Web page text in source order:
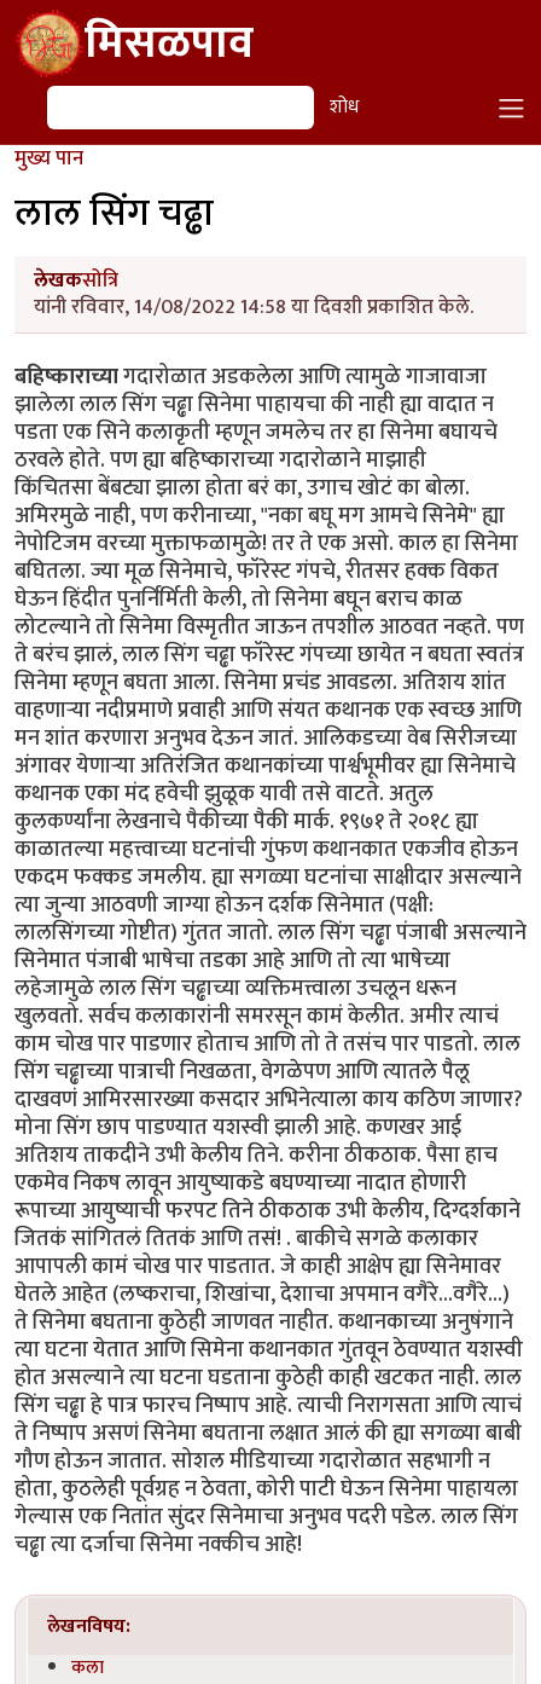
Skip to main contentमिसळपाव
शोध शोध
मुख्य पान
लाल सिंग चढ्ढा
लेखकसोत्रि
यांनी रविवार, 14/08/2022 14:58 या दिवशी प्रकाशित केले.
बहिष्काराच्यागदारोळात अडकलेला आणि त्यामुळे गाजावाजा
झालेला लाल सिंग चढ्ढा सिनेमा पाहायचा की नाही ह्या वादात न
पडता एक सिने कलाकृती म्हणून जमलेच तर हा सिनेमा बघायचे
ठरवले होते. पण ह्या बहिष्काराच्या गदारोळाने माझाही
किंचितसा बेंबट्या झाला होता बरं का, उगाच खोटं का बोला.
अमिरमुळे नाही, पण करीनाच्या, "नका बघू मग आमचे सिनेमे" ह्या
नेपोटिजम वरच्या मुक्ताफळामुळे! तर ते एक असो. काल हा सिनेमा
बघितला. ज्या मूळ सिनेमाचे, फॉरेस्ट गंपचे, रीतसर हक्क विकत
घेऊन हिंदीत पुनर्निर्मिती केली, तो सिनेमा बघून बराच काळ
लोटल्याने तो सिनेमा विस्मृतीत जाऊन तपशील आठवत नव्हते. पण
ते बरंच झालं, लाल सिंग चढ्ढा फॉरेस्ट गंपच्या छायेत न बघता स्वतंत्र
सिनेमा म्हणून बघता आला. सिनेमा प्रचंड आवडला. अतिशय शांत
वाहणाऱ्या नदीप्रमाणे प्रवाही आणि संयत कथानक एक स्वच्छ आणि
मन शांत करणारा अनुभव देऊन जातं. आलिकडच्या वेब सिरीजच्या
अंगावर येणाऱ्या अतिरंजित कथानकांच्या पार्श्वभूमीवर ह्या सिनेमाचे
कथानक एका मंद हवेची झुळूक यावी तसे वाटते. अतुल
कुलकर्ण्यांना लेखनाचे पैकीच्या पैकी मार्क. १९७१ ते २०१८ ह्या
काळातल्या महत्त्वाच्या घटनांची गुंफण कथानकात एकजीव होऊन
एकदम फक्कड जमलीय. ह्या सगळ्या घटनांचा साक्षीदार असल्याने
त्या जुन्या आठवणी जाग्या होऊन दर्शक सिनेमात (पक्षी:
लालसिंगच्या गोष्टीत) गुंतत जातो. लाल सिंग चढ्ढा पंजाबी असल्याने
सिनेमात पंजाबी भाषेचा तडका आहे आणि तो त्या भाषेच्या
लहेजामुळे लाल सिंग चढ्ढाच्या व्यक्तिमत्त्वाला उचलून धरून
खुलवतो. सर्वच कलाकारांनी समरसून कामं केलीत. अमीर त्याचं
काम चोख पार पाडणार होताच आणि तो ते तसंच पार पाडतो. लाल
सिंग चढ्ढाच्या पात्राची निखळता, वेगळेपण आणि त्यातले पैलू
दाखवणं आमिरसारख्या कसदार अभिनेत्याला काय कठिण जाणार?
मोना सिंग छाप पाडण्यात यशस्वी झाली आहे. कणखर आई
अतिशय ताकदीने उभी केलीय तिने. करीना ठीकठाक. पैसा हाच
एकमेव निकष लावून आयुष्याकडे बघण्याच्या नादात होणारी
रूपाच्या आयुष्याची फरपट तिने ठीकठाक उभी केलीय, दिग्दर्शकाने
जितकं सांगितलं तितकं आणि तसं! . बाकीचे सगळे कलाकार
आपापली कामं चोख पार पाडतात. जे काही आक्षेप ह्या सिनेमावर
घेतले आहेत (लष्कराचा, शिखांचा, देशाचा अपमान वगैरे...वगैरे...)
ते सिनेमा बघताना कुठेही जाणवत नाहीत. कथानकाच्या अनुषंगाने
त्या घटना येतात आणि सिमेना कथानकात गुंतवून ठेवण्यात यशस्वी
होत असल्याने त्या घटना घडताना कुठेही काही खटकत नाही. लाल
सिंग चढ्ढा हे पात्र फारच निष्पाप आहे. त्याची निरागसता आणि त्याचं
ते निष्पाप असणं सिनेमा बघताना लक्षात आलं की ह्या सगळ्या बाबी
गौण होऊन जातात. सोशल मीडियाच्या गदारोळात सहभागी न
होता, कुठलेही पूर्वग्रह न ठेवता, कोरी पाटी घेऊन सिनेमा पाहायला
गेल्यास एक नितांत सुंदर सिनेमाचा अनुभव पदरी पडेल. लाल सिंग
चढ्ढा त्या दर्जाचा सिनेमा नक्कीच आहे!
लेखनविषय:
कला